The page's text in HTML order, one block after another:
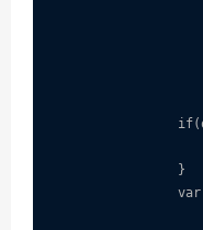
                }